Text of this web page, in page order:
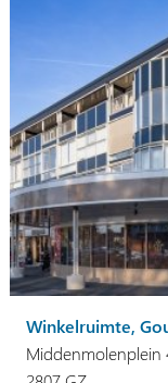
Winkelruimte,
Middenmolenplein